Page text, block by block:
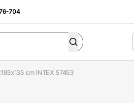
704
cm INTEX 57453